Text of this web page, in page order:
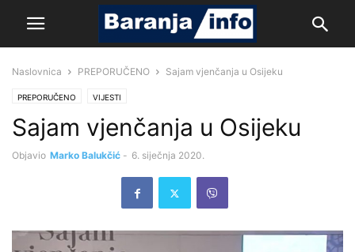
Naslovnica PREPORUČENO Sajam vjenčanja u Osijeku
PREPORUČENO VIJESTI
Sajam vjenčanja u Osijeku
Objavio Marko Balukčić - 6. siječnja 2020.